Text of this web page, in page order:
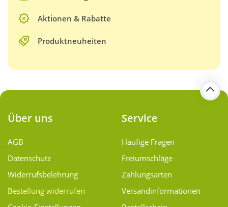
Aktionen & Rabatte
Produktneuheiten
Über uns
AGB
Datenschutz
Widerrufsbelehrung
Bestellung widerrufen
Service
Häufige Fragen
Freiumschläge
Zahlungsarten
Versand­informationen